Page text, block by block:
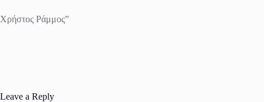
Χρήστος Ράμμος”
Leave a Reply